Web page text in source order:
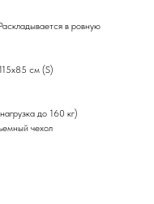
в ровную
см (S)
до 160 кг)
чехол